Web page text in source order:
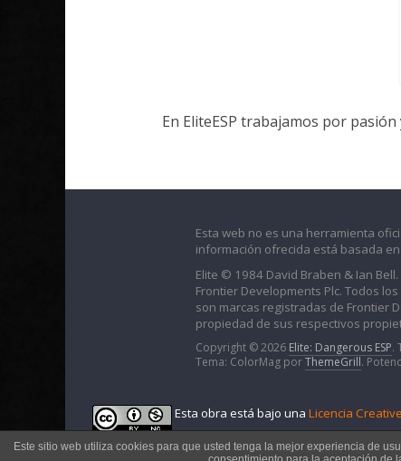
En EliteESP trabajamos por
Esta web no es una herramienta
información ofrecida está basada
Elite © 1984 David Braben & Ian
Frontier Developments Plc. Todos
son marcas registradas de Frontier
propiedad de sus respectivos
Copyright © 2026 Elite: Dangerous ESP.
Tema: ColorMag porThemeGrill.
Esta obra está bajo una Licencia
Este sitio web utiliza cookies para que usted tenga la mejor experiencia de